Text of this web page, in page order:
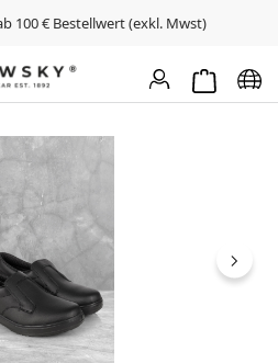
100 € Bestellwert (exkl. Mwst)